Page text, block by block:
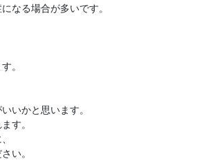
なる場合が多いです。
。
いかと思います。
す。
い。